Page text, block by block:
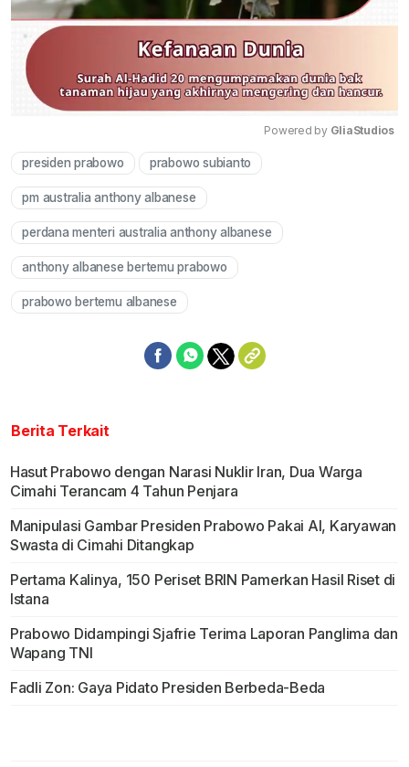
Powered by GliaStudios
presiden prabowo prabowo subianto
pm australia anthony albanese
perdana menteri australia anthony albanese
anthony albanese bertemu prabowo
prabowo bertemu albanese
Berita Terkait
Hasut Prabowo dengan Narasi Nuklir Iran, Dua Warga
Cimahi Terancam 4 Tahun Penjara
Manipulasi Gambar Presiden Prabowo Pakai AI, Karyawan
Swasta di Cimahi Ditangkap
Pertama Kalinya, 150 Periset BRIN Pamerkan Hasil Riset di
Istana
Prabowo Didampingi Sjafrie Terima Laporan Panglima dan
Wapang TNI
Fadli Zon: Gaya Pidato Presiden Berbeda-Beda